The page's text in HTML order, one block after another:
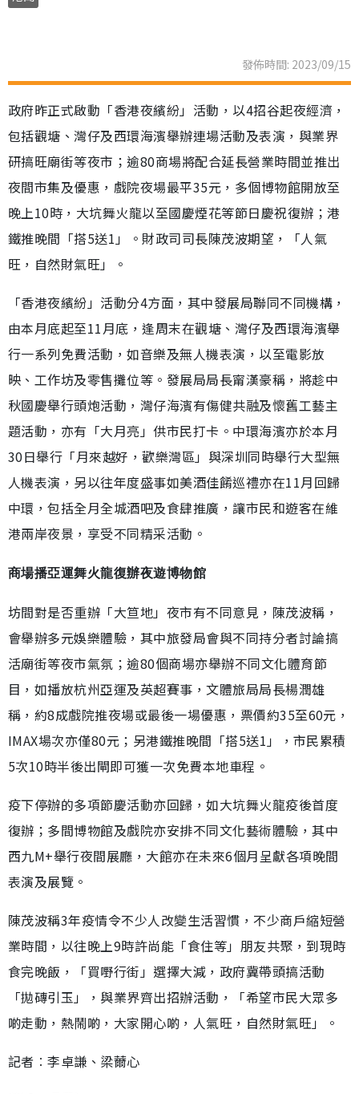
發佈時間: 2023/09/15
政府昨正式啟動「香港夜繽紛」活動，以4招谷起夜經濟，
包括觀塘、灣仔及西環海濱舉辦連場活動及表演，與業界
研搞旺廟街等夜市；逾80商場將配合延長營業時間並推出
夜間市集及優惠，戲院夜場最平35元，多個博物館開放至
晚上10時，大坑舞火龍以至國慶煙花等節日慶祝復辦；港
鐵推晚間「搭5送1」。財政司司長陳茂波期望，「人氣
旺，自然財氣旺」。
「香港夜繽紛」活動分4方面，其中發展局聯同不同機構，
由本月底起至11月底，逢周末在觀塘、灣仔及西環海濱舉
行一系列免費活動，如音樂及無人機表演，以至電影放
映、工作坊及零售攤位等。發展局局長甯漢豪稱，將趁中
秋國慶舉行頭炮活動，灣仔海濱有傷健共融及懷舊工藝主
題活動，亦有「大月亮」供市民打卡。中環海濱亦於本月
30日舉行「月來越好，歡樂灣區」與深圳同時舉行大型無
人機表演，另以往年度盛事如美酒佳餚巡禮亦在11月回歸
中環，包括全月全城酒吧及食肆推廣，讓市民和遊客在維
港兩岸夜景，享受不同精采活動。
商場播亞運舞火龍復辦夜遊博物館
坊間對是否重辦「大笪地」夜市有不同意見，陳茂波稱，
會舉辦多元娛樂體驗，其中旅發局會與不同持分者討論搞
活廟街等夜市氣氛；逾80個商場亦舉辦不同文化體育節
目，如播放杭州亞運及英超賽事，文體旅局局長楊潤雄
稱，約8成戲院推夜場或最後一場優惠，票價約35至60元，
IMAX場次亦僅80元；另港鐵推晚間「搭5送1」，市民累積
5次10時半後出閘即可獲一次免費本地車程。
疫下停辦的多項節慶活動亦回歸，如大坑舞火龍疫後首度
復辦；多間博物館及戲院亦安排不同文化藝術體驗，其中
西九M+舉行夜間展廳，大館亦在未來6個月呈獻各項晚間
表演及展覽。
陳茂波稱3年疫情令不少人改變生活習慣，不少商戶縮短營
業時間，以往晚上9時許尚能「食住等」朋友共聚，到現時
食完晚飯，「買嘢行街」選擇大減，政府冀帶頭搞活動
「拋磚引玉」，與業界齊出招辦活動，「希望市民大眾多
啲走動，熱鬧啲，大家開心啲，人氣旺，自然財氣旺」。
記者︰李卓謙、梁薾心